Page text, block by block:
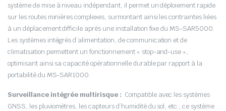
système de mise à niveau indépendant, il permet un déploiement rapide
sur les routes minières complexes, surmontant ainsi les contraintes liées
à un déplacement difficile après une installation fixe du MS-SAR5000.
Les systèmes intégrés d’alimentation, de communication et de
climatisation permettent un fonctionnement « stop-and-use »,
optimisant ainsi sa capacité opérationnelle durable par rapport à la
portabilité du MS-SAR1000.
Surveillance intégrée multirisque : Compatible avec les systèmes
GNSS, les pluviomètres, les capteurs d’humidité du sol, etc., ce système